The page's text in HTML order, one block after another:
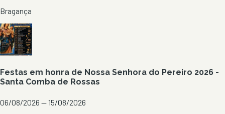
Bragança
Festas em honra de Nossa Senhora do Pereiro 2026 -
Santa Comba de Rossas
06/08/2026 — 15/08/2026